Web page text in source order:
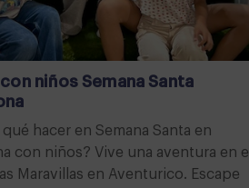
con niños Semana Santa
qué hacer en Semana Santa en
con niños? Vive una aventura en el
Maravillas en Aventurico. Escape